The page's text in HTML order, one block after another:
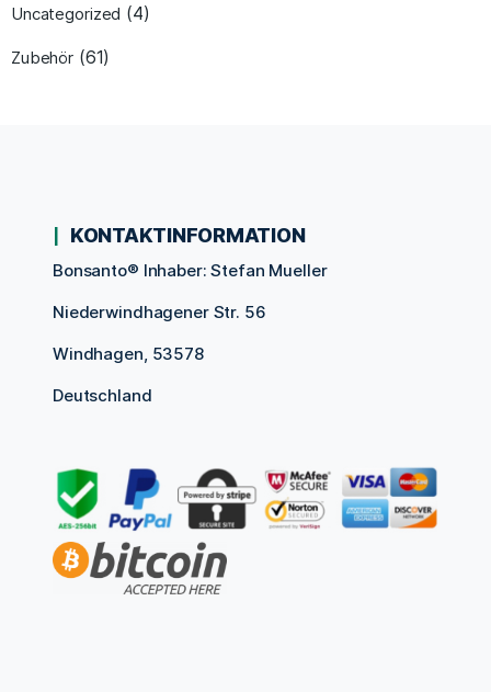
Uncategorized (4)
Zubehör (61)
KONTAKTINFORMATION
Bonsanto® Inhaber: Stefan Mueller
Niederwindhagener Str. 56
Windhagen, 53578
Deutschland